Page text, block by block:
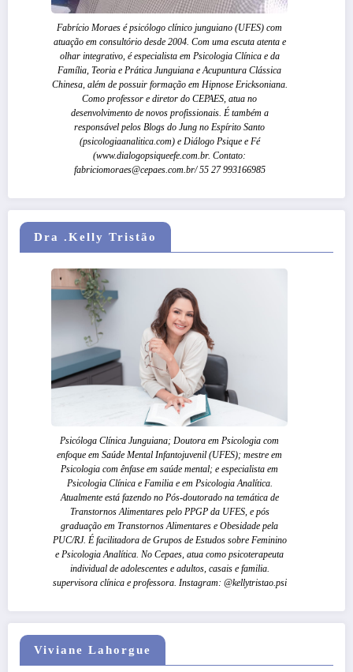
Fabrício Moraes é psicólogo clínico junguiano (UFES) com
atuação em consultório desde 2004. Com uma escuta atenta e
olhar integrativo, é especialista em Psicologia Clínica e da
Família, Teoria e Prática Junguiana e Acupuntura Clássica
Chinesa, além de possuir formação em Hipnose Ericksoniana.
Como professor e diretor do CEPAES, atua no
desenvolvimento de novos profissionais. É também a
responsável pelos Blogs do Jung no Espírito Santo
(psicologiaanalitica.com) e Diálogo Psique e Fé
(www.dialogopsiqueefe.com.br. Contato:
fabriciomoraes@cepaes.com.br/ 55 27 993166985
Dra .Kelly Tristão
Psicóloga Clínica Junguiana; Doutora em Psicologia com
enfoque em Saúde Mental Infantojuvenil (UFES); mestre em
Psicologia com ênfase em saúde mental; e especialista em
Psicologia Clínica e Familia e em Psicologia Analítica.
Atualmente está fazendo no Pós-doutorado na temática de
Transtornos Alimentares pelo PPGP da UFES, e pós
graduação em Transtornos Alimentares e Obesidade pela
PUC/RJ. É facilitadora de Grupos de Estudos sobre Feminino
e Psicologia Analítica. No Cepaes, atua como psicoterapeuta
individual de adolescentes e adultos, casais e familia.
supervisora clínica e professora. Instagram: @kellytristao.psi
Viviane Lahorgue